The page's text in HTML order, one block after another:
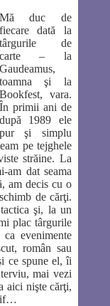
Mă duc de
fiecare dată la
târgurile de
carte – la
Gaudeamus,
toamna şi la
Bookfest, vara.
În primii ani de
după 1989 ele
pur şi simplu
pe tejghele
străine. La
am dat seama
am decis cu o
de cărţi.
şi, la un
plac târgurile
evenimente
român sau
ce spune el, îi
mai vezi
aici nişte cărţi,